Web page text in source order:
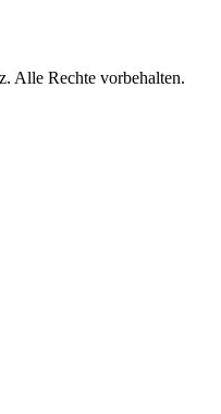
Alle Rechte vorbehalten.